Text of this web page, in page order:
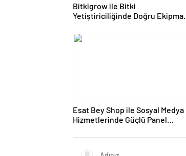
Bitkigrow ile Bitki
Yetiştiriciliğinde Doğru Ekipman
Esat Bey Shop ile Sosyal Medya
Hizmetlerinde Güçlü Panel